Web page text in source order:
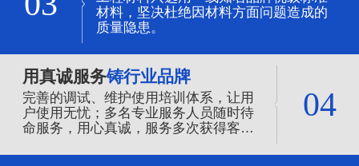
材料，坚决杜绝因材料方面问题造成的
质量隐患。
用真诚服务铸行业品牌
完善的调试、维护使用培训体系，让用
户使用无忧；多名专业服务人员随时待
命服务，用心真诚，服务多次获得客户
04